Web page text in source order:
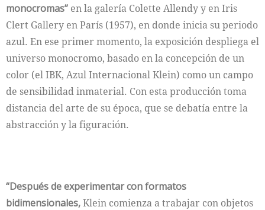
monocromas” en la galería Colette Allendy y en Iris
Clert Gallery en París (1957), en donde inicia su periodo
azul. En ese primer momento, la exposición despliega el
universo monocromo, basado en la concepción de un
color (el IBK, Azul Internacional Klein) como un campo
de sensibilidad inmaterial. Con esta producción toma
distancia del arte de su época, que se debatía entre la
abstracción y la figuración.
“Después de experimentar con formatos
bidimensionales,Klein comienza a trabajar con objetos